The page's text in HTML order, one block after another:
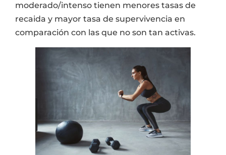
moderado/intenso tienen menores tasas de
recaida y mayor tasa de supervivencia en
comparación con las que no son tan activas.